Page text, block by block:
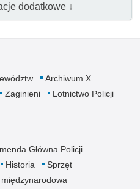
dodatkowe ↓
Archiwum X
Zaginieni
Lotnictwo Policji
Główna Policji
Historia
Sprzęt
międzynarodowa